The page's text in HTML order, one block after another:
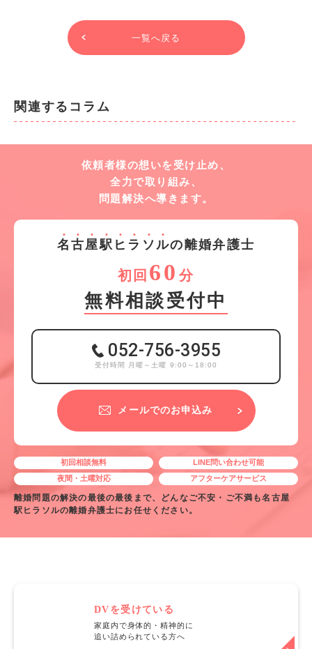
一覧へ戻る
関連するコラム
依頼者様の想いを受け止め、
全力で取り組み、
問題解決へ導きます。
名 古屋駅 ヒ ラ ソルの離婚弁護士
初回 60 分
無料相談受付中
052-756-3955
受付時間 月曜～土曜 9:00～18:00
メールでのお申込み
初回相談無料
LINE問い合わせ可能
夜間・土曜対応
アフターケアサービス
離婚問題の解決の最後の最後まで、どんなご不安・ご不満も名古屋
駅ヒラソルの離婚弁護士にお任せください。
DVを受けている
家庭内で身体的・精神的に
追い詰められている方へ